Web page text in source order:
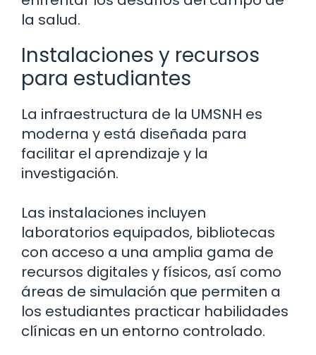
la salud.
Instalaciones y recursos
para estudiantes
La infraestructura de la UMSNH es
moderna y está diseñada para
facilitar el aprendizaje y la
investigación.
Las instalaciones incluyen
laboratorios equipados, bibliotecas
con acceso a una amplia gama de
recursos digitales y físicos, así como
áreas de simulación que permiten a
los estudiantes practicar habilidades
clínicas en un entorno controlado.